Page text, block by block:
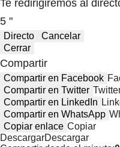
Te redirigiremos al
5 "
Directo
Cancelar
Cerrar
Compartir
Compartir en Facebook
Compartir en Twitter
Compartir en LinkedIn
Compartir en WhatsApp
Copiar enlace Copiar
DescargarDescargar